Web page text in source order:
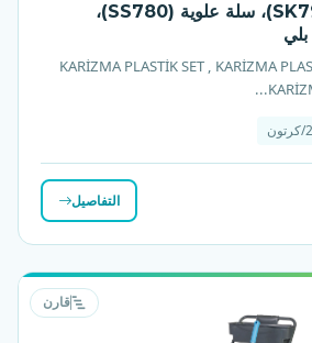
Karizma دلو (SK798)، سلة علوية (SS780)،
KARİZMA PLASTİK SET , KARİZMA
2/كرتون
التفاصيل
قارن